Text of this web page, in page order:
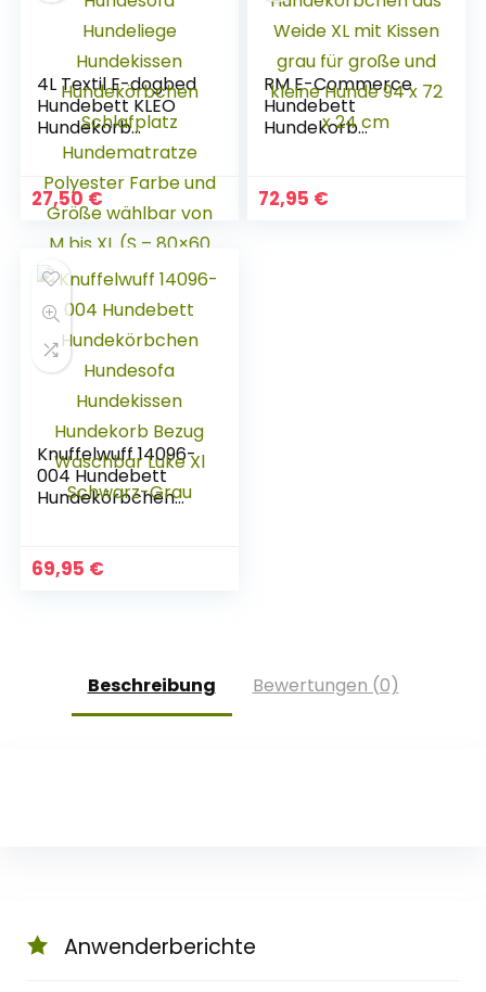
4L Textil E-dogbed
Hundebett KLEO
Hundekorb
Tierkissen
Hundesofa
Hundeliege
Hundekissen
Hundekörbchen
Hundematratze
Polyester Farbe
und Größe wählbar
von M bis XL (S –
80×60 cm, Grau)
27,50 €
RM E-Commerce
Hundebett
Hundekorb
Kissen grau für
große und kleine
72,95 €
Knuffelwuff 14096-
004 Hundebett
Hundekörbchen
Hundekorb Bezug
Waschbar Luke Xl
69,95 €
Beschreibung Bewertungen (0)
Anwenderberichte